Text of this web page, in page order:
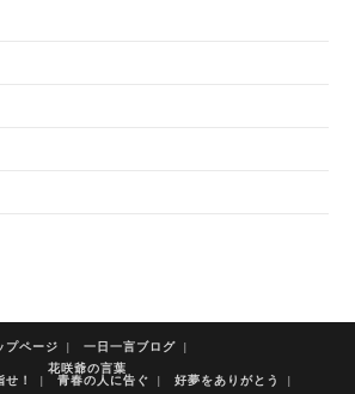
プページ
一日一言ブログ
花咲爺の言葉
！ 青春の人に告ぐ
好夢をありがとう